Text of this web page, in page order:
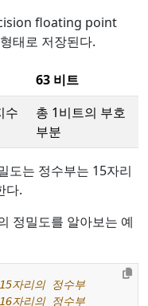
floating point
태로 저장된다.
63 비트
수
총 1비트의 부호
부분
도는 정수부는 15자리
다.
정밀도를 알아보는 예